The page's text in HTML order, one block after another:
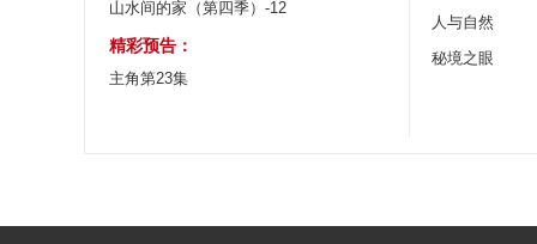
山水间的家（第四季）-12
精彩预告：
主角第23集
人与自然
秘境之眼